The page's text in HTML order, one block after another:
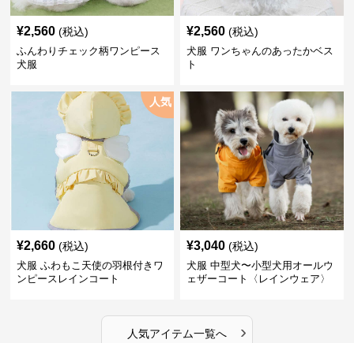
¥2,560 (税込)
ふんわりチェック柄ワンピース
犬服
¥2,560 (税込)
犬服 ワンちゃんのあったかベス
ト
人気
¥2,660 (税込)
犬服 ふわもこ天使の羽根付きワ
ンピースレインコート
¥3,040 (税込)
犬服 中型犬〜小型犬用オールウ
ェザーコート〈レインウェア〉
人気アイテム一覧へ ›